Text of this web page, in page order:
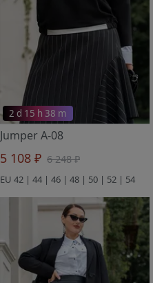
2 d 15 h 38 m
Jumper A-08
5 108 ₽ 6 248 ₽
EU 42 | 44 | 46 | 48 | 50 | 52 | 54